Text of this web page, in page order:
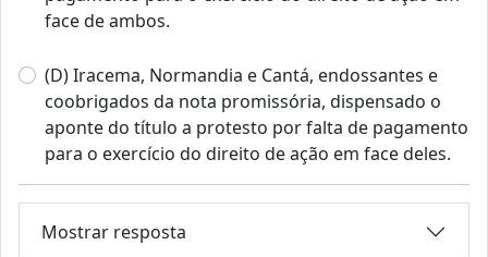
face de ambos.
(D) Iracema, Normandia e Cantá, endossantes e
coobrigados da nota promissória, dispensado o
aponte do título a protesto por falta de pagamento
para o exercício do direito de ação em face deles.
Mostrar resposta